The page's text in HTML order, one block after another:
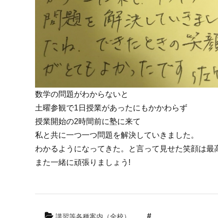
数学の問題がわからないと
土曜参観で1日授業があったにもかかわらず
授業開始の2時間前に塾に来て
私と共に一つ一つ問題を解決していきました。
わかるようになってきた。と言って見せた笑顔は最
また一緒に頑張りましょう!